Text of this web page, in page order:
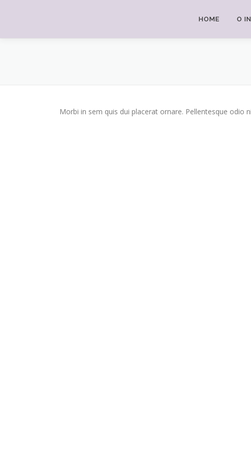
conteúdo
HOME O
Morbi in sem quis dui placerat ornare. Pellentesque odio